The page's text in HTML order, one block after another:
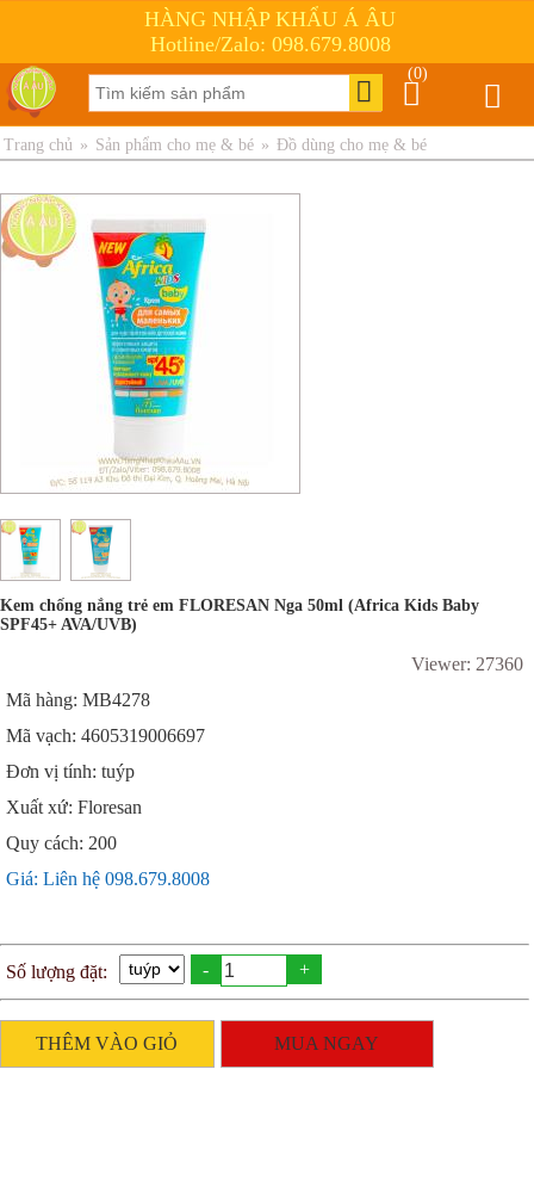
HÀNG NHẬP KHẨU Á ÂU
Hotline/Zalo: 098.679.8008
(0)
Trang chủ » Sản phẩm cho mẹ & bé » Đồ dùng cho mẹ & bé
Kem chống nắng trẻ em FLORESAN Nga 50ml (Africa Kids Baby
SPF45+ AVA/UVB)
Viewer: 27360
Mã hàng: MB4278
Mã vạch: 4605319006697
Đơn vị tính: tuýp
Xuất xứ: Floresan
Quy cách: 200
Giá: Liên hệ 098.679.8008
Số lượng đặt: - +
THÊM VÀO GIỎ MUA NGAY